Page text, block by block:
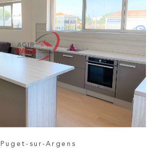
Puget-sur-Argens